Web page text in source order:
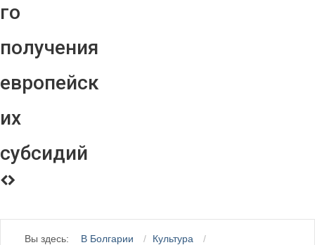
го
получения
европейск
их
субсидий
Вы здесь: В Болгарии
Культура